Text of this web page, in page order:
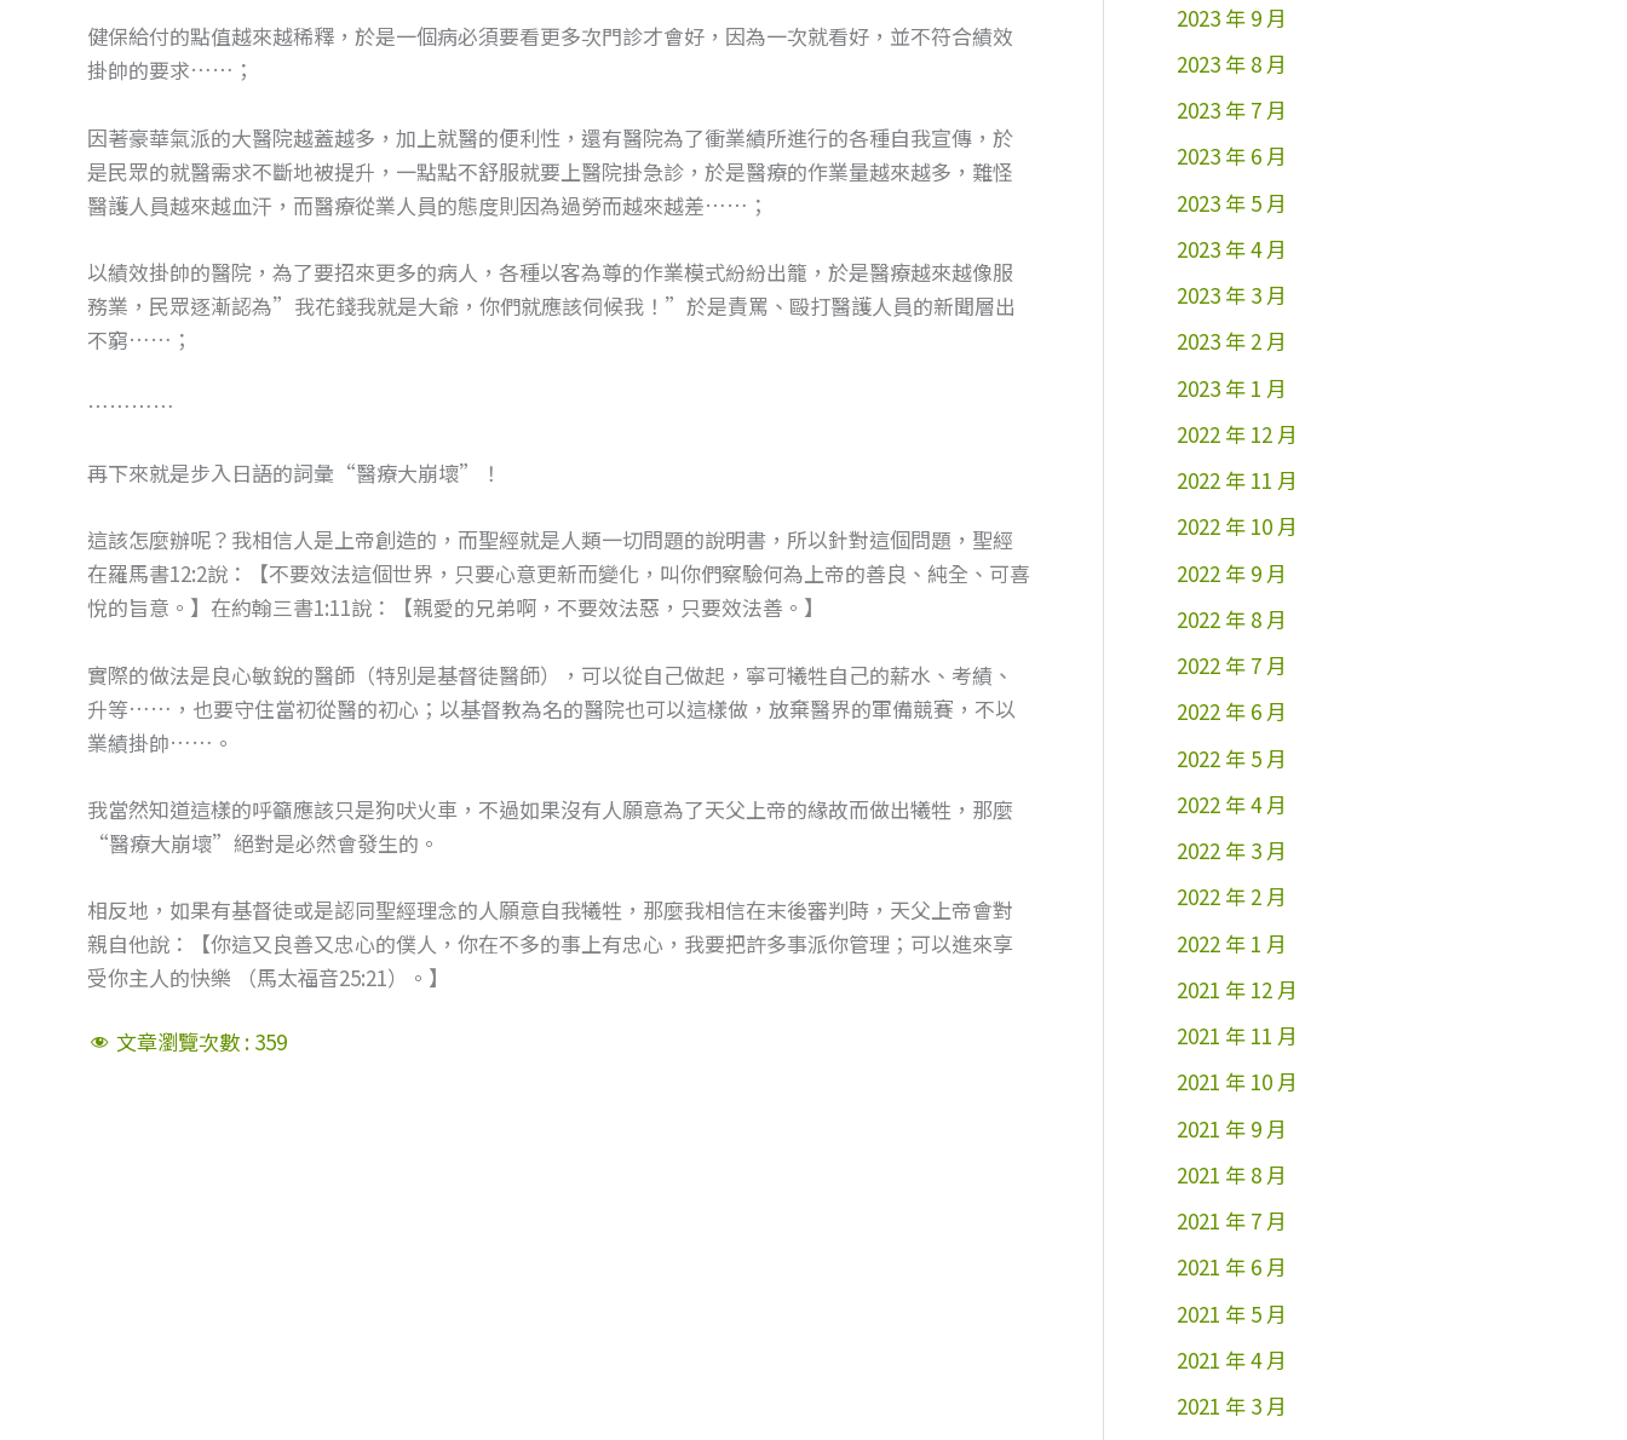
健保給付的點值越來越稀釋，於是一個病必須要看更多次門診才會好，因為一次就看好，並不符合績效
掛帥的要求……；
因著豪華氣派的大醫院越蓋越多，加上就醫的便利性，還有醫院為了衝業績所進行的各種自我宣傳，於
是民眾的就醫需求不斷地被提升，一點點不舒服就要上醫院掛急診，於是醫療的作業量越來越多，難怪
醫護人員越來越血汗，而醫療從業人員的態度則因為過勞而越來越差……；
以績效掛帥的醫院，為了要招來更多的病人，各種以客為尊的作業模式紛紛出籠，於是醫療越來越像服
務業，民眾逐漸認為”我花錢我就是大爺，你們就應該伺候我！”於是責罵、毆打醫護人員的新聞層出
不窮……；
…………
再下來就是步入日語的詞彙“醫療大崩壞”！
這該怎麼辦呢？我相信人是上帝創造的，而聖經就是人類一切問題的說明書，所以針對這個問題，聖經
在羅馬書12:2說：【不要效法這個世界，只要心意更新而變化，叫你們察驗何為上帝的善良、純全、可喜
悅的旨意。】在約翰三書1:11說：【親愛的兄弟啊，不要效法惡，只要效法善。】
實際的做法是良心敏銳的醫師（特別是基督徒醫師），可以從自己做起，寧可犧牲自己的薪水、考績、
升等……，也要守住當初從醫的初心；以基督教為名的醫院也可以這樣做，放棄醫界的軍備競賽，不以
業績掛帥……。
我當然知道這樣的呼籲應該只是狗吠火車，不過如果沒有人願意為了天父上帝的緣故而做出犧牲，那麼
“醫療大崩壞”絕對是必然會發生的。
相反地，如果有基督徒或是認同聖經理念的人願意自我犧牲，那麼我相信在末後審判時，天父上帝會對
親自他說：【你這又良善又忠心的僕人，你在不多的事上有忠心，我要把許多事派你管理；可以進來享
受你主人的快樂 （馬太福音25:21）。】
文章瀏覽次數 : 359
2023 年 9 月
2023 年 8 月
2023 年 7 月
2023 年 6 月
2023 年 5 月
2023 年 4 月
2023 年 3 月
2023 年 2 月
2023 年 1 月
2022 年 12 月
2022 年 11 月
2022 年 10 月
2022 年 9 月
2022 年 8 月
2022 年 7 月
2022 年 6 月
2022 年 5 月
2022 年 4 月
2022 年 3 月
2022 年 2 月
2022 年 1 月
2021 年 12 月
2021 年 11 月
2021 年 10 月
2021 年 9 月
2021 年 8 月
2021 年 7 月
2021 年 6 月
2021 年 5 月
2021 年 4 月
2021 年 3 月